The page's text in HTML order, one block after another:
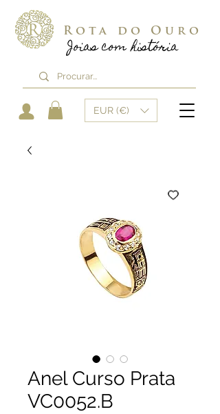
Joias com história
Rota do Ouro
EUR (€)
Anel Curso Prata
VC0052.B